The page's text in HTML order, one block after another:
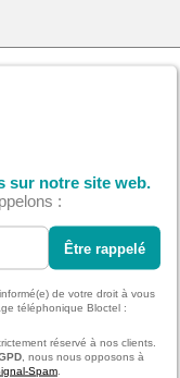
sur notre site web.
:
Être rappelé
de votre droit à vous
téléphonique Bloctel :
réservé à nos clients.
, nous nous opposons à
Spam
des
de